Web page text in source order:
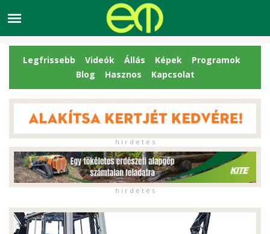
Legfrissebb Videók Állás Képek
Programok
Blog
Hasznos Kapcsolat
h i r d e t é s
h i r d e t é s